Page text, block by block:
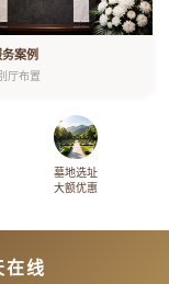
案例
厅布置
墓地选址
大额优惠
线